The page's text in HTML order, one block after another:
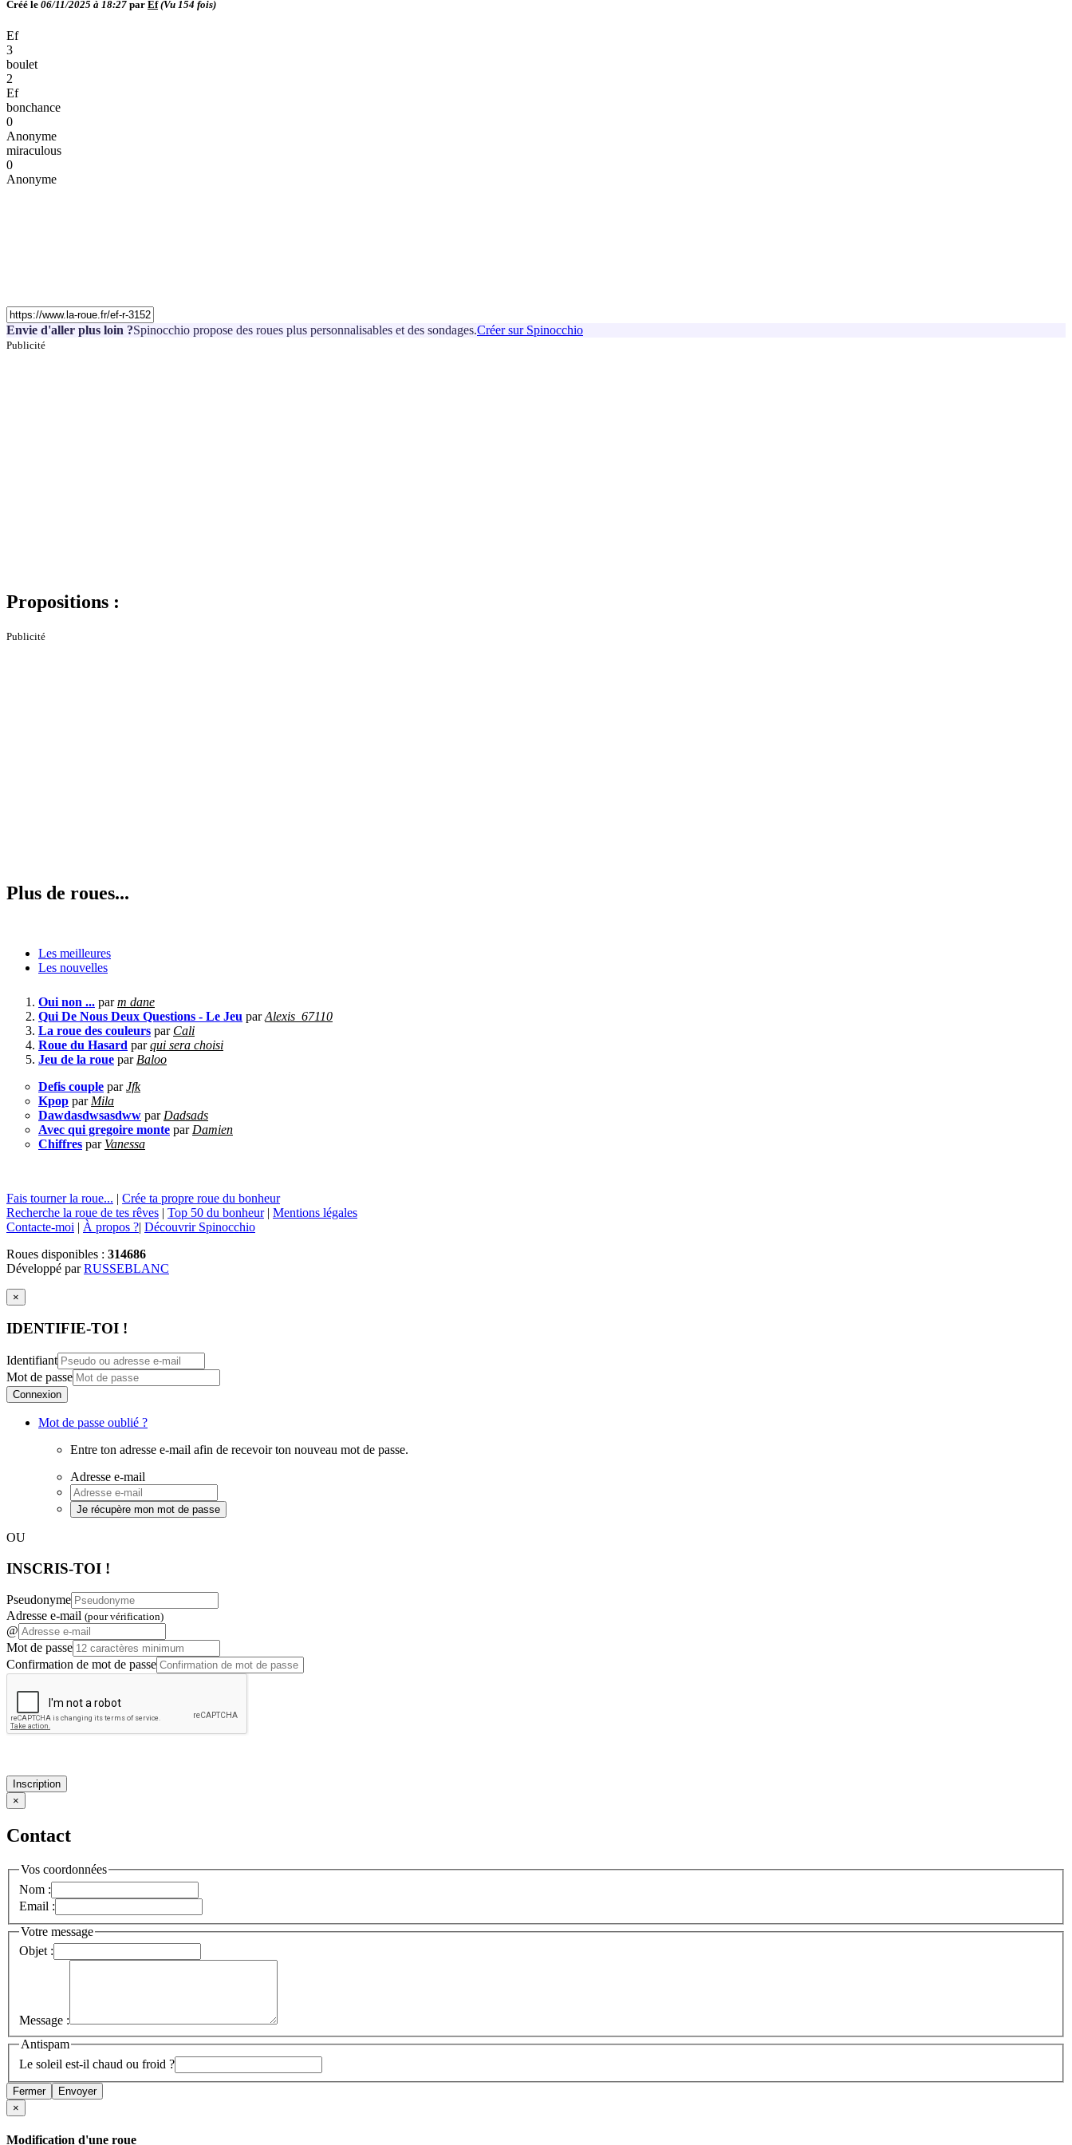
Créé le 06/11/2025 à 18:27 par Ef (Vu 154 fois)
Ef
3
boulet
2
Ef
bonchance
0
Anonyme
miraculous
0
Anonyme
Envie d'aller plus loin ?Spinocchio propose des roues plus personnalisables et des sondages.Créer sur Spinocchio
Publicité
Propositions :
Publicité
Plus de roues...
Les meilleures
Les nouvelles
Oui non ... parm dane
Qui De Nous Deux Questions - Le Jeu parAlexis_67110
La roue des couleurs par Cali
Roue du Hasard parqui sera choisi
Jeu de la roue par Baloo
Defis couple parJfk
Kpop par Mila
Dawdasdwsasdww par Dadsads
Avec qui gregoire monte par Damien
Chiffres par Vanessa
Fais tourner la roue... | Crée ta propre roue du bonheur
Recherche la roue de tes rêves | Top 50 du bonheur| Mentions légales
Contacte-moi | À propos ?| Découvrir Spinocchio
Roues disponibles : 314686
Développé parRUSSEBLANC
×
IDENTIFIE-TOI !
Identifiant
Mot de passe
Connexion
Mot de passe oublié ?
Entre ton adresse e-mail afin de recevoir ton nouveau mot de passe.
Adresse e-mail
Je récupère mon mot de passe
OU
INSCRIS-TOI !
Pseudonyme
Adresse e-mail (pour vérification)
@
Mot de passe
Confirmation de mot de passe
Inscription
×
Contact
Vos coordonnées
Nom :
Email :
Votre message
Objet :
Message :
Antispam
Le soleil est-il chaud ou froid ?
Fermer
Envoyer
×
Modification d'une roue